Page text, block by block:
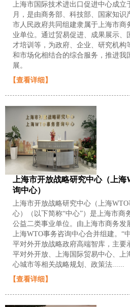
上海市国际技术进出口促进中心成立
月，是由商务部、科技部、国家知识
市人民政府共同组建隶属于上海市商
业单位。通过贸易促进、成果展示、
才培训等，为政府、企业、研究机构
和市场化相结合的综合服务，推进我
展。
【查看详细】
上海市开放战略研究中心（上
询中心）
上海市开放战略研究中心（上海WTO
心）（以下简称“中心”）是上海市商
公益二类事业单位。由上海市商务发
上海WTO事务咨询中心合并组建。“
平对外开放战略政府高端智库，主要
平对外开放、上海国际贸易中心、上
心城市等相关战略规划、政策法......
【查看详细】